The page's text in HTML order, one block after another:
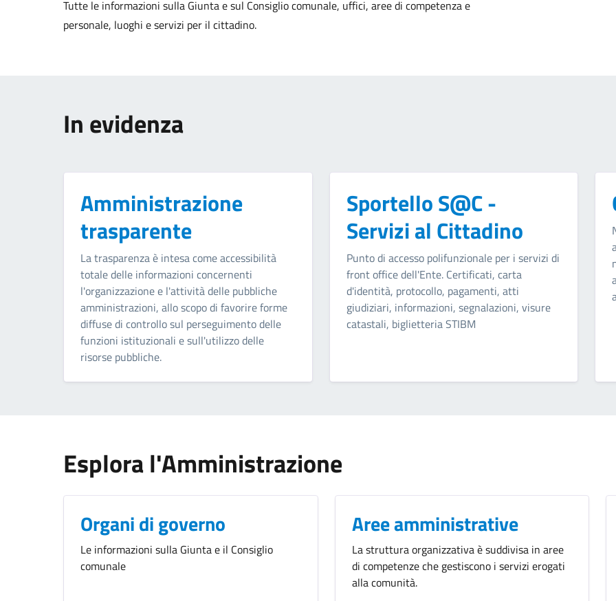
Tutte le informazioni sulla Giunta e sul Consiglio comunale, uffici, aree di competenza e
personale, luoghi e servizi per il cittadino.
In evidenza
Amministrazione
trasparente
La trasparenza è intesa come accessibilità
totale delle informazioni concernenti
l'organizzazione e l'attività delle pubbliche
amministrazioni, allo scopo di favorire forme
diffuse di controllo sul perseguimento delle
funzioni istituzionali e sull'utilizzo delle
risorse pubbliche.
Sportello S@C -
Servizi al Cittadino
Punto di accesso polifunzionale per i servizi di
front office dell'Ente. Certificati, carta
d'identità, protocollo, pagamenti, atti
giudiziari, informazioni, segnalazioni, visure
catastali, biglietteria STIBM
Esplora l'Amministrazione
Organi di governo
Le informazioni sulla Giunta e il Consiglio
comunale
Aree amministrative
La struttura organizzativa è suddivisa in aree
di competenze che gestiscono i servizi erogati
alla comunità.